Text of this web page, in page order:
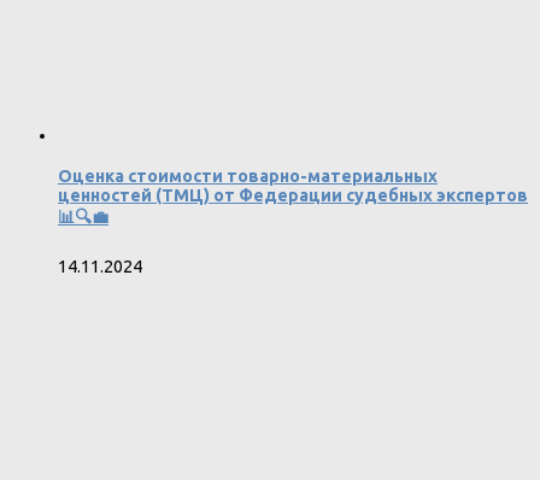
Оценка стоимости товарно-материальных
ценностей (ТМЦ) от Федерации судебных экспертов
📊🔍💼
14.11.2024